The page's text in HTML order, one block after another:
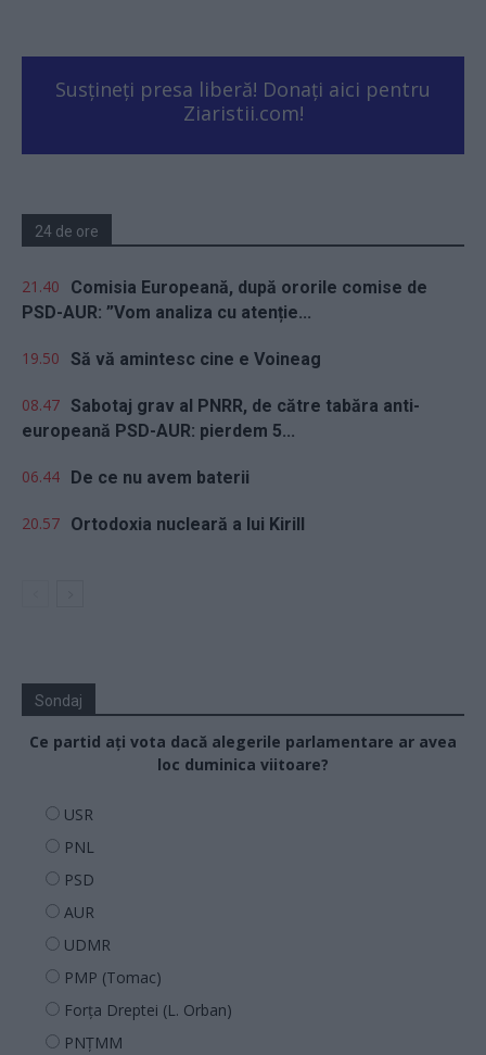
Susțineți presa liberă! Donați aici pentru
Ziaristii.com!
24 de ore
21.40
Comisia Europeană, după ororile comise de
PSD-AUR: ”Vom analiza cu atenție...
19.50 Să vă amintesc cine e Voineag
08.47 Sabotaj grav al PNRR, de către tabăra anti-
europeană PSD-AUR: pierdem 5...
06.44 De ce nu avem baterii
20.57 Ortodoxia nucleară a lui Kirill
Sondaj
Ce partid ați vota dacă alegerile parlamentare ar avea
loc duminica viitoare?
USR
PNL
PSD
AUR
UDMR
PMP (Tomac)
Forța Dreptei (L. Orban)
PNȚMM